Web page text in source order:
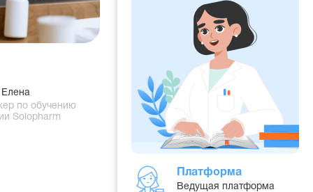
по обучению
Solopharm
Платформа
Ведущая платформа